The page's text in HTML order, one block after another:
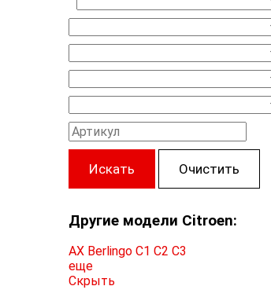
Искать Очистить
Другие модели Citroen:
AX Berlingo C1 C2 C3
еще
Скрыть